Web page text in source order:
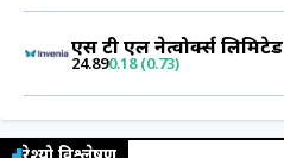
एस टी एल नेत्वोर्क्स लिमिटेड
24.890.18 (0.73)